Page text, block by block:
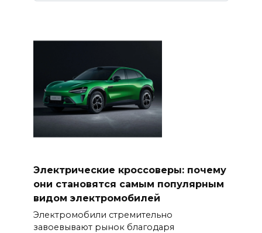
Электрические кроссоверы: почему
они становятся самым популярным
видом электромобилей
Электромобили стремительно
завоевывают рынок благодаря